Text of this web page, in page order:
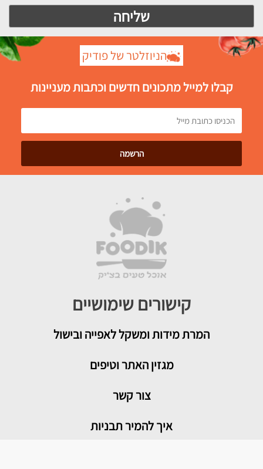
הניוזלטר של פודיק
קבלו למייל מתכונים חדשים וכתבות מעניינות
קישורים שימושיים
המרת מידות ומשקל לאפייה ובישול
מגזין האתר וטיפים
צור קשר
איך להמיר תבניות